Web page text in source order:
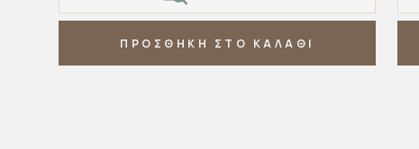
ΠΡΟΣΘΗΚΗ ΣΤΟ ΚΑΛΑΘΙ